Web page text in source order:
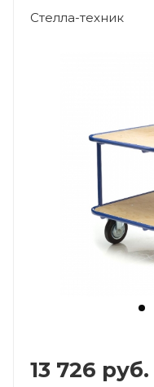
Стелла-техник
13 726 руб.